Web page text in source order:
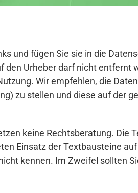
und fügen Sie sie in die
Urheber darf nicht entfernt
Wir empfehlen, die
zu stellen und diese auf der
keine Rechtsberatung. Die
Einsatz der Textbausteine
kennen. Im Zweifel sollten